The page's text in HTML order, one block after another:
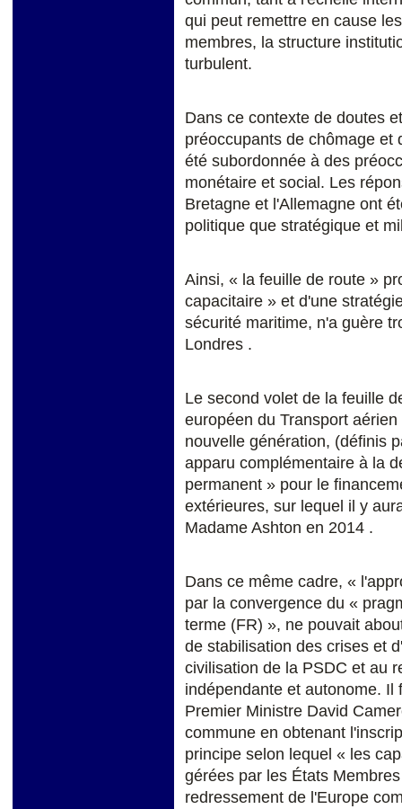
qui peut remettre en cause
membres, la structure
turbulent.
Dans ce contexte de doutes
préoccupants de chômage et
été subordonnée à des
monétaire et social. Les
Bretagne et l'Allemagne ont
politique que stratégique et
Ainsi, « la feuille de route »
capacitaire » et d'une
sécurité maritime, n'a guère
Londres .
Le second volet de la feuille
européen du Transport
nouvelle génération, (définis
apparu complémentaire à la
permanent » pour le
extérieures, sur lequel il y
Madame Ashton en 2014 .
Dans ce même cadre, «
par la convergence du «
terme (FR) », ne pouvait
de stabilisation des crises et
civilisation de la PSDC et au
indépendante et autonome.
Premier Ministre David
commune en obtenant
principe selon lequel « les
gérées par les États
redressement de l'Europe